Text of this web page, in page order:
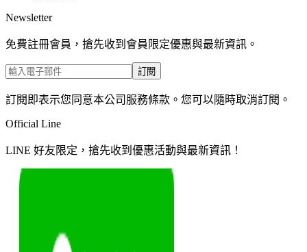
Newsletter
免費註冊會員，搶先收到會員限定優惠與最新資訊。
訂閱
訂閱即表示您同意本公司服務條款。您可以隨時取消訂閱。
Official Line
LINE 好友限定，搶先收到優惠活動與最新資訊！